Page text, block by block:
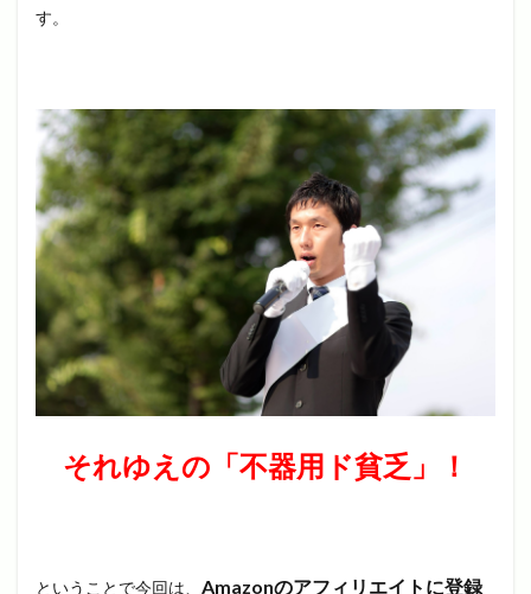
す。
それゆえの「不器用ド貧乏」！
ということで今回は、 Amazonのアフィリエイトに登録